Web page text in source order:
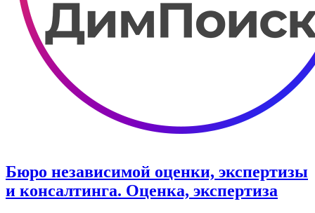
Бюро независимой оценки, экспертизы
и консалтинга. Оценка, экспертиза